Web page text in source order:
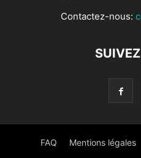
Contactez-nous:
FAQ Mentions légales